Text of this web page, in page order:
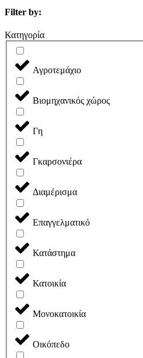
Filter by:
Κατηγορία
Αγροτεμάχιο
Βιομηχανικός χώρος
Γη
Γκαρσονιέρα
Διαμέρισμα
Επαγγελματικό
Κατάστημα
Κατοικία
Μονοκατοικία
Οικόπεδο